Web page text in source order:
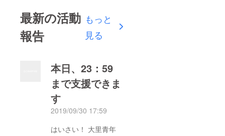
最新の活動
報告
もっと
見る
本日、23：59
まで支援できま
す
2019/09/30 17:59
はいさい！ 大里青年